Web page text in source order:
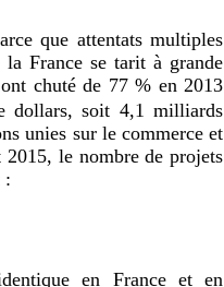
que attentats multiples
la France se tarit à grande
chuté de 77 % en 2013
soit 4,1 milliards
unies sur le commerce et
2015, le nombre de projets
:
en France et en